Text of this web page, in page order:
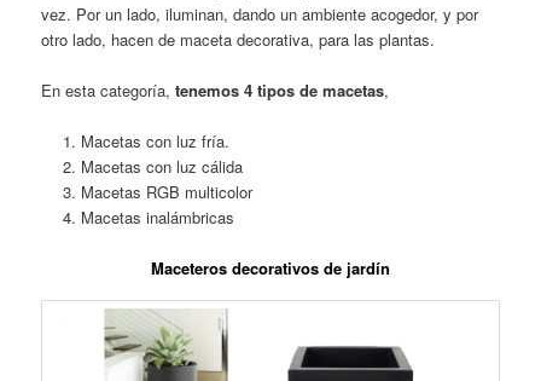
vez. Por un lado, iluminan, dando un ambiente acogedor, y por
otro lado, hacen de maceta decorativa, para las plantas.
En esta categoría,tenemos 4 tipos de macetas,
Macetas con luz fría.
Macetas con luz cálida
Macetas RGB multicolor
Macetas inalámbricas
Maceteros decorativos de jardín